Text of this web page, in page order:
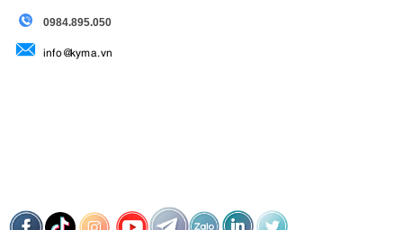
0984.895.050
info@kyma.vn